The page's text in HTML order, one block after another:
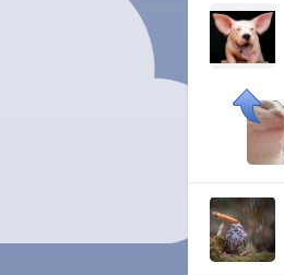
Il y a 1 an